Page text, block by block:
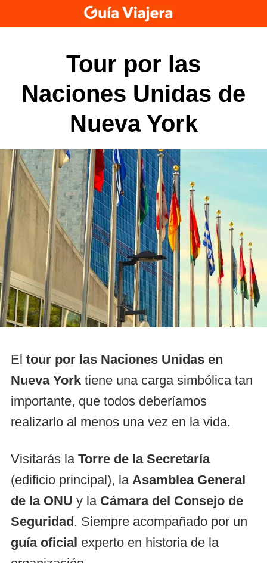
to
Tour por las
Naciones Unidas de
Nueva York
El tour por las Naciones Unidas en
Nueva York tiene una carga simbólica tan
importante, que todos deberíamos
realizarlo al menos una vez en la vida.
Visitarás la Torre de la Secretaría
(edificio principal), la Asamblea General
de la ONU y la Cámara del Consejo de
Seguridad. Siempre acompañado por un
guía oficial experto en historia de la